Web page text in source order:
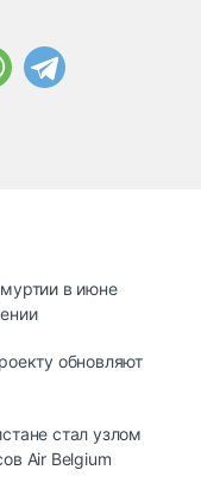
в июне
обновляют
стал узлом
Air Belgium